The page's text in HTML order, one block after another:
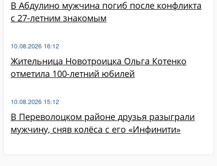
В Абдулино мужчина погиб после конфликта
с 27-летним знакомым
Жительница Новотроицка Ольга Котенко
отметила 100-летний юбилей
10.08.2026 16:12
В Переволоцком районе друзья разыграли
мужчину, сняв колёса с его «Инфинити»
10.08.2026 15:12